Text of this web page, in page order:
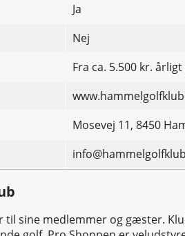
Ja
Nej
Fra ca. 5.500 kr.
Mosevej 11, 8450
sine medlemmer og gæster.